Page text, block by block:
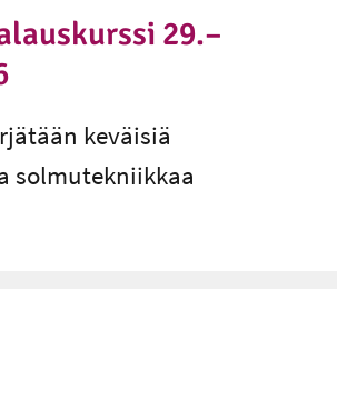
29.–
keväisiä
solmutekniikkaa